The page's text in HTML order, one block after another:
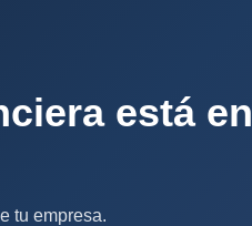
está en
tu empresa.